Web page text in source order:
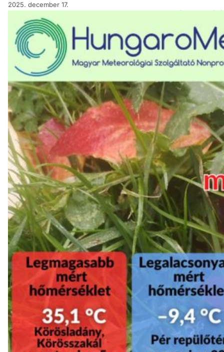
2025. december 17.
A HungaroMet Nonprofit Zrt.
normált. A meleg szeptembert
hullott a szokásosnál több
Tovább a tanulmányhoz